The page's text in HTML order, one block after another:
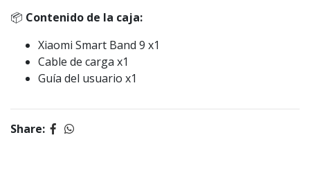
📦 Contenido de la caja:
Xiaomi Smart Band 9 x1
Cable de carga x1
Guía del usuario x1
Share: